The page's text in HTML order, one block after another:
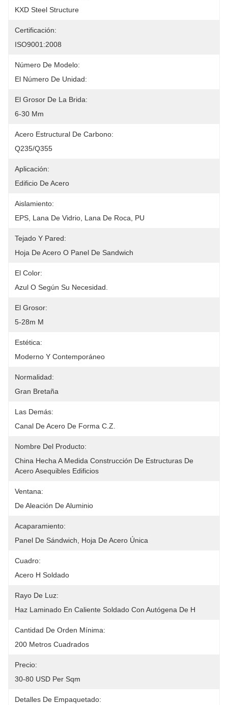
KXD Steel Structure
Certificación:
ISO9001:2008
Número De Modelo:
El Número De Unidad:
El Grosor De La Brida:
6-30 Mm
Acero Estructural De Carbono:
Q235/Q355
Aplicación:
Edificio De Acero
Aislamiento:
EPS, Lana De Vidrio, Lana De Roca, PU
Tejado Y Pared:
Hoja De Acero O Panel De Sandwich
El Color:
Azul O Según Su Necesidad.
El Grosor:
5-28m M
Estética:
Moderno Y Contemporáneo
Normalidad:
Gran Bretaña
Las Demás:
Canal De Acero De Forma C.Z.
Nombre Del Producto:
China Hecha A Medida Construcción De Estructuras De
Acero Asequibles Edificios
Ventana:
De Aleación De Aluminio
Acaparamiento:
Panel De Sándwich, Hoja De Acero Única
Cuadro:
Acero H Soldado
Rayo De Luz:
Haz Laminado En Caliente Soldado Con Autógena De H
Cantidad De Orden Mínima:
200 Metros Cuadrados
Precio:
30-80 USD Per Sqm
Detalles De Empaquetado: